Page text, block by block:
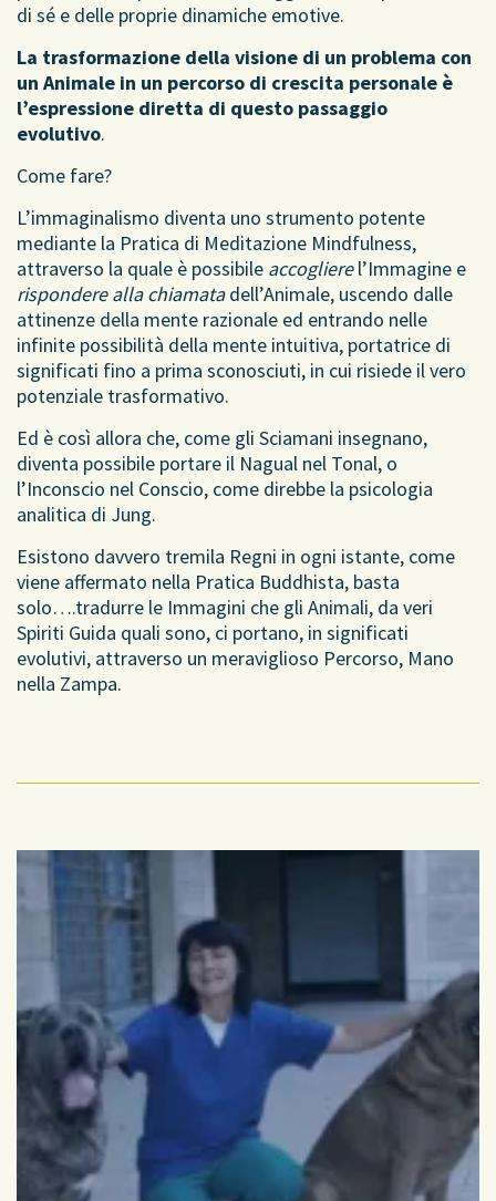
di sé e delle proprie dinamiche emotive.
La trasformazione della visione di un problema con
un Animale in un percorso di crescita personale è
l’espressione diretta di questo passaggio
evolutivo.
Come fare?
L’immaginalismo diventa uno strumento potente
mediante la Pratica di Meditazione Mindfulness,
attraverso la quale è possibile accoglierel’Immagine e
rispondere alla chiamatadell’Animale, uscendo dalle
attinenze della mente razionale ed entrando nelle
infinite possibilità della mente intuitiva, portatrice di
significati fino a prima sconosciuti, in cui risiede il vero
potenziale trasformativo.
Ed è così allora che, come gli Sciamani insegnano,
diventa possibile portare il Nagual nel Tonal, o
l’Inconscio nel Conscio, come direbbe la psicologia
analitica di Jung.
Esistono davvero tremila Regni in ogni istante, come
viene affermato nella Pratica Buddhista, basta
solo….tradurre le Immagini che gli Animali, da veri
Spiriti Guida quali sono, ci portano, in significati
evolutivi, attraverso un meraviglioso Percorso, Mano
nella Zampa.